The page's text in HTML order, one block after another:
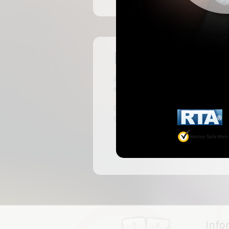
Pas encore
ABKingdom est le site français de
inscrivant, vous pourrez accéder
C'est rapide et gratuit, des milliers
discussions, faire des rencontres,